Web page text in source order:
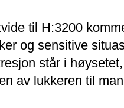
til H:3200
og sensitive
står i
av lukkeren til